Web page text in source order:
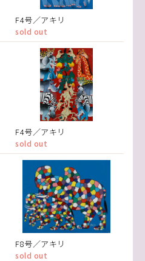
F4号／アキリ
sold out
F4号／アキリ
sold out
F8号／アキリ
sold out